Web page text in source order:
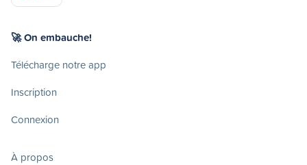
🚀 On embauche!
Télécharge notre app
Inscription
Connexion
À propos